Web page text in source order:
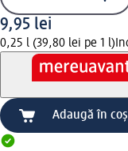
9,95 lei
0,25 l (39,80 lei pe 1 l)
Adaugă în coș